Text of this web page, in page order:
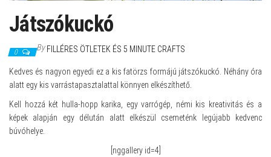
Játszókuckó
0 By FILLÉRES ÖTLETEK ÉS 5 MINUTE CRAFTS
Kedves és nagyon egyedi ez a kis fatörzs formájú játszókuckó. Néhány óra
alatt egy kis varrástapasztalattal könnyen elkészíthető.
Kell hozzá két hulla-hopp karika, egy varrógép, némi kis kreativitás és a
képek alapján egy délután alatt elkészül csemeténk legújabb kedvenc
búvóhelye.
[nggallery id=4]